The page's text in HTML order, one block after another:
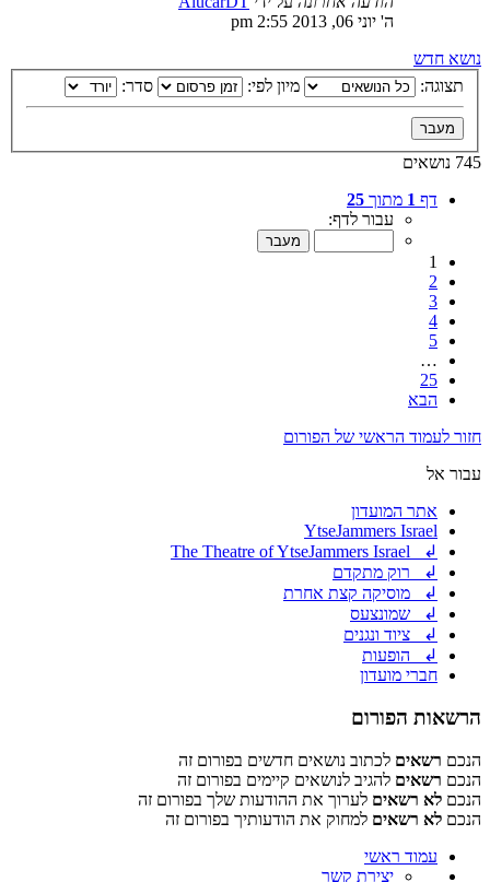
ה' יוני 06, 2013 2:55 pm
נושא חדש
תצוגה:
מיון לפי: סדר:
745 נושאים
דף 1 מתוך 25
עבור לדף:
1
2
3
4
5
…
25
הבא
חזור לעמוד הראשי של הפורום
עבור אל
אתר המועדון
YtseJammers Israel
↲ The Theatre of YtseJammers Israel
↲ רוק מתקדם
↲ מוסיקה קצת אחרת
↲ שמונצעס
↲ ציוד ונגנים
↲ הופעות
חברי מועדון
הרשאות הפורום
הנכם רשאים לכתוב נושאים חדשים בפורום זה
הנכם רשאים להגיב לנושאים קיימים בפורום זה
הנכם לא רשאים לערוך את ההודעות שלך בפורום זה
הנכם לא רשאים למחוק את הודעותיך בפורום זה
עמוד ראשי
יצירת קשר